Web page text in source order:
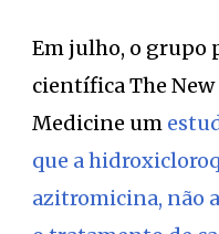
Em julho, o grupo
científica The
Medicine um
que a
azitromicina, não